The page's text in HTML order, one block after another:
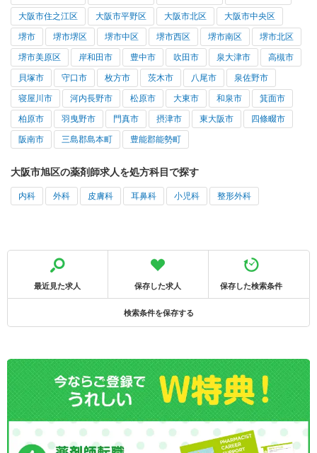
大阪市住之江区 大阪市平野区 大阪市北区 大阪市中央区
堺市 堺市堺区 堺市中区 堺市西区 堺市南区 堺市北区
堺市美原区 岸和田市 豊中市 吹田市 泉大津市 高槻市
貝塚市 守口市 枚方市 茨木市 八尾市 泉佐野市
寝屋川市 河内長野市 松原市 大東市 和泉市 箕面市
柏原市 羽曳野市 門真市 摂津市 東大阪市 四條畷市
阪南市 三島郡島本町 豊能郡能勢町
大阪市旭区の薬剤師求人を処方科目で探す
内科 外科 皮膚科 耳鼻科 小児科 整形外科
最近見た求人 保存した求人 保存した検索条件
検索条件を保存する